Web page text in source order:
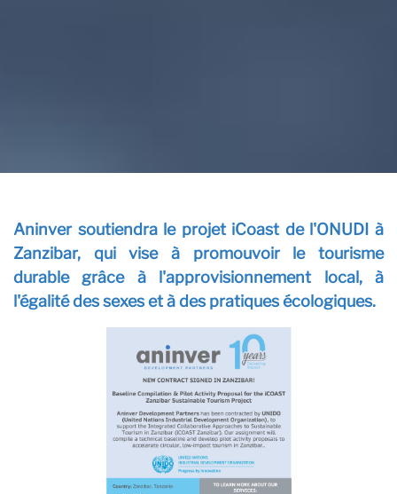
Aninver soutiendra le projet iCoast de l'ONUDI à
Zanzibar, qui vise à promouvoir le tourisme
durable grâce à l'approvisionnement local, à
l'égalité des sexes et à des pratiques écologiques.